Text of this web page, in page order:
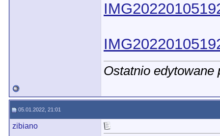
Ostatnio
05.01.2022, 21:01
zibiano